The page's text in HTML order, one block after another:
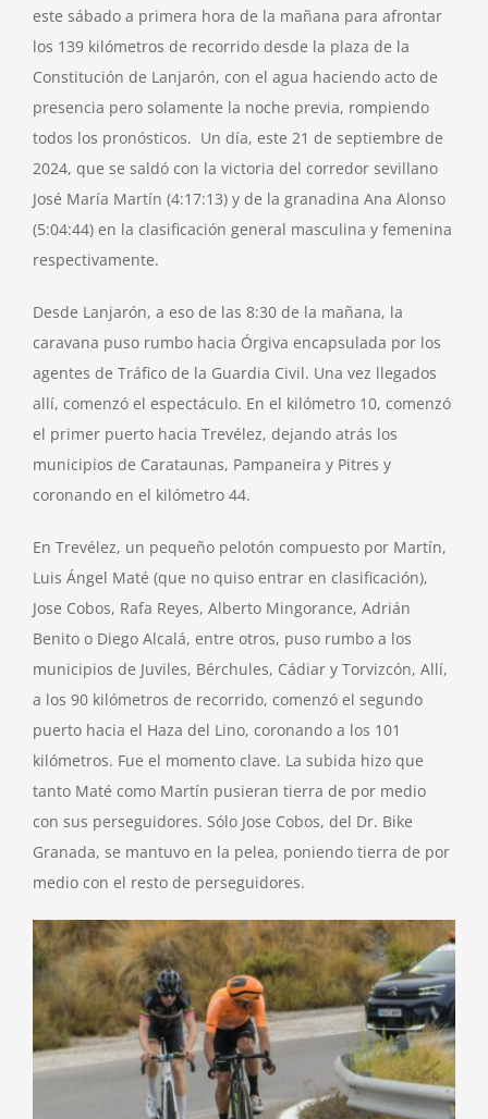
este sábado a primera hora de la mañana para afrontar
los 139 kilómetros de recorrido desde la plaza de la
Constitución de Lanjarón, con el agua haciendo acto de
presencia pero solamente la noche previa, rompiendo
todos los pronósticos. Un día, este 21 de septiembre de
2024, que se saldó con la victoria del corredor sevillano
José María Martín (4:17:13) y de la granadina Ana Alonso
(5:04:44) en la clasificación general masculina y femenina
respectivamente.
Desde Lanjarón, a eso de las 8:30 de la mañana, la
caravana puso rumbo hacia Órgiva encapsulada por los
agentes de Tráfico de la Guardia Civil. Una vez llegados
allí, comenzó el espectáculo. En el kilómetro 10, comenzó
el primer puerto hacia Trevélez, dejando atrás los
municipios de Carataunas, Pampaneira y Pitres y
coronando en el kilómetro 44.
En Trevélez, un pequeño pelotón compuesto por Martín,
Luis Ángel Maté (que no quiso entrar en clasificación),
Jose Cobos, Rafa Reyes, Alberto Mingorance, Adrián
Benito o Diego Alcalá, entre otros, puso rumbo a los
municipios de Juviles, Bérchules, Cádiar y Torvizcón, Allí,
a los 90 kilómetros de recorrido, comenzó el segundo
puerto hacia el Haza del Lino, coronando a los 101
kilómetros. Fue el momento clave. La subida hizo que
tanto Maté como Martín pusieran tierra de por medio
con sus perseguidores. Sólo Jose Cobos, del Dr. Bike
Granada, se mantuvo en la pelea, poniendo tierra de por
medio con el resto de perseguidores.